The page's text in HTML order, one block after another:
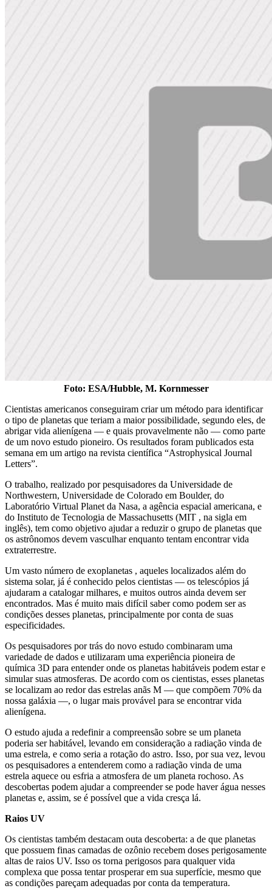
Foto: ESA/Hubble, M. Kornmesser
Cientistas americanos conseguiram criar um método para identificar
o tipo de planetas que teriam a maior possibilidade, segundo eles, de
abrigar vida alienígena — e quais provavelmente não — como parte
de um novo estudo pioneiro. Os resultados foram publicados esta
semana em um artigo na revista científica “Astrophysical Journal
Letters”.
O trabalho, realizado por pesquisadores da Universidade de
Northwestern, Universidade de Colorado em Boulder, do
Laboratório Virtual Planet da Nasa, a agência espacial americana, e
do Instituto de Tecnologia de Massachusetts (MIT , na sigla em
inglês), tem como objetivo ajudar a reduzir o grupo de planetas que
os astrônomos devem vasculhar enquanto tentam encontrar vida
extraterrestre.
Um vasto número de exoplanetas , aqueles localizados além do
sistema solar, já é conhecido pelos cientistas — os telescópios já
ajudaram a catalogar milhares, e muitos outros ainda devem ser
encontrados. Mas é muito mais difícil saber como podem ser as
condições desses planetas, principalmente por conta de suas
especificidades.
Os pesquisadores por trás do novo estudo combinaram uma
variedade de dados e utilizaram uma experiência pioneira de
química 3D para entender onde os planetas habitáveis podem estar e
simular suas atmosferas. De acordo com os cientistas, esses planetas
se localizam ao redor das estrelas anãs M — que compõem 70% da
nossa galáxia —, o lugar mais provável para se encontrar vida
alienígena.
O estudo ajuda a redefinir a compreensão sobre se um planeta
poderia ser habitável, levando em consideração a radiação vinda de
uma estrela, e como seria a rotação do astro. Isso, por sua vez, levou
os pesquisadores a entenderem como a radiação vinda de uma
estrela aquece ou esfria a atmosfera de um planeta rochoso. As
descobertas podem ajudar a compreender se pode haver água nesses
planetas e, assim, se é possível que a vida cresça lá.
Raios UV
Os cientistas também destacam outa descoberta: a de que planetas
que possuem finas camadas de ozônio recebem doses perigosamente
altas de raios UV. Isso os torna perigosos para qualquer vida
complexa que possa tentar prosperar em sua superfície, mesmo que
as condições pareçam adequadas por conta da temperatura.